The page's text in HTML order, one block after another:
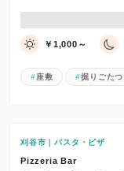
￥1,000～
座敷 掘りごたつ
刈谷市｜パスタ・ピザ
Pizzeria Bar